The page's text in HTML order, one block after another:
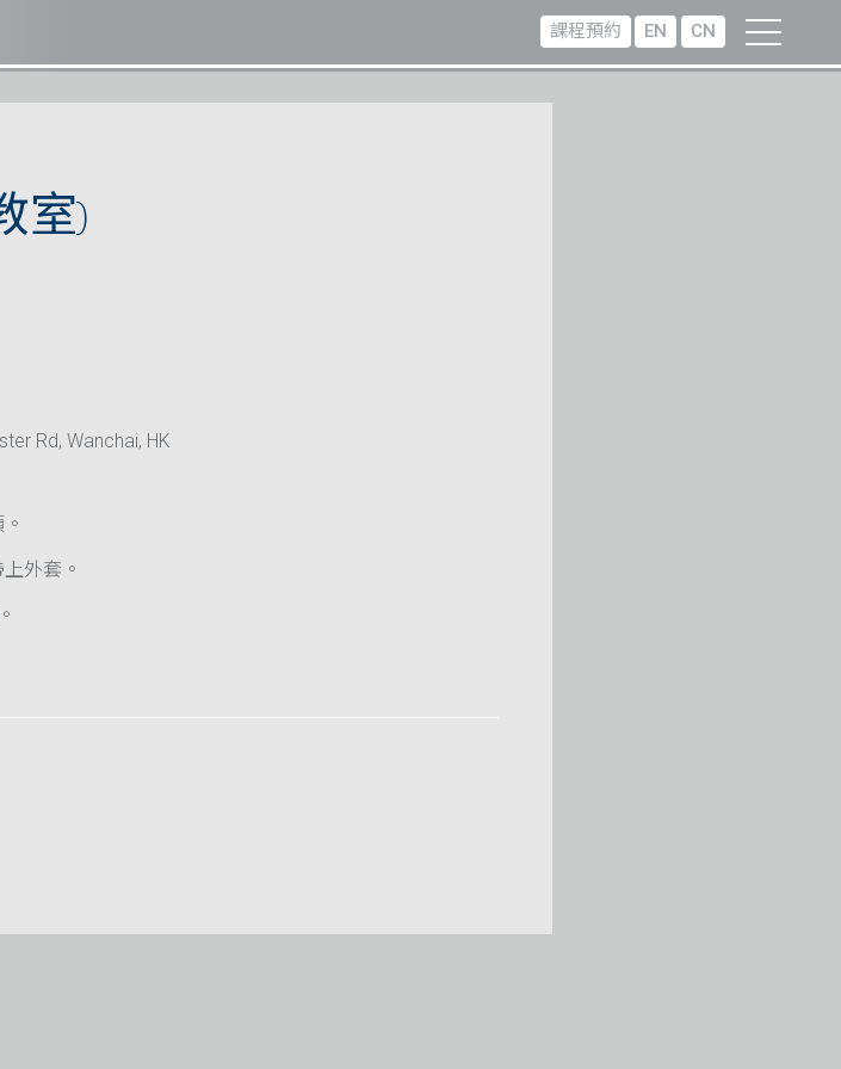
課程預約 EN CN
室)
Rd, Wanchai, HK
外套。